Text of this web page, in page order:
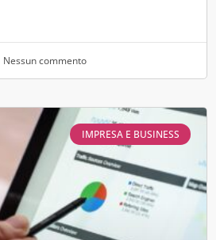
Nessun commento
IMPRESA E BUSINESS